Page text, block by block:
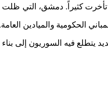
تأخرت كثيراً. دمشق، التي
الحكومية والميادين العامة.
يتطلع فيه السوريون إلى